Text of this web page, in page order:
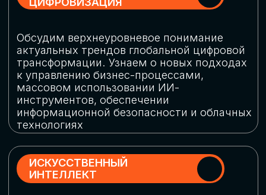
Выясним, как в наши дни уверенно
защищать свой бизнес от киберугроз
РОБОТИЗАЦИЯ
Узнаем, в каких отраслях ИИ
«материализуется», какие роботы
решают сложные бизнес-задачи, а где
только обсуждают концепции
роботизации и потенциальные бюджеты
на тестирование образцов